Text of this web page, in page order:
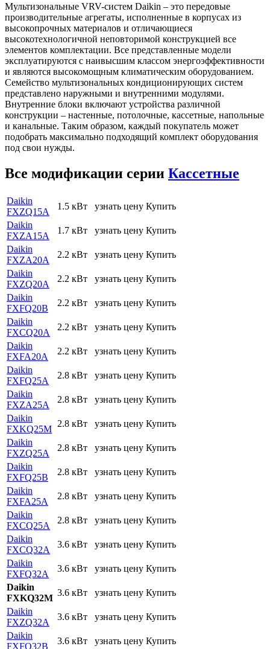
Мультизональные VRV-систем Daikin – это передовые
производительные агрегаты, исполненные в корпусах из
высокопрочных материалов и отличающиеся
высокотехнологичной неповторимой конструкцией все
элементов комплектации. Все представленные модели
эксплуатируются с наивысшим классом энергоэффективности
и являются высокомощным климатическим оборудованием.
Семейство мультизональных кондиционирующих систем
представлено наружными и внутренними модулями.
Внутренние блоки включают устройства различной
конструкции – настенные, потолочные, кассетные, напольные
и канальные. Таким образом, каждый покупатель может
подобрать максимально подходящий комплект оборудования
под свои нужды.
Все модификации серии Кассетные
Daikin
FXZQ15A
1.5 кВт узнать цену Купить
Daikin
FXZA15A
1.7 кВт узнать цену Купить
Daikin
FXZA20A
2.2 кВт узнать цену Купить
Daikin
FXZQ20A
2.2 кВт узнать цену Купить
Daikin
FXFQ20B
2.2 кВт узнать цену Купить
Daikin
FXCQ20A
2.2 кВт узнать цену Купить
Daikin
FXFA20A
2.2 кВт узнать цену Купить
Daikin
FXFQ25A
2.8 кВт узнать цену Купить
Daikin
FXZA25A
2.8 кВт узнать цену Купить
Daikin
FXKQ25M
2.8 кВт узнать цену Купить
Daikin
FXZQ25A
2.8 кВт узнать цену Купить
Daikin
FXFQ25B
2.8 кВт узнать цену Купить
Daikin
FXFA25A
2.8 кВт узнать цену Купить
Daikin
FXCQ25A
2.8 кВт узнать цену Купить
Daikin
FXCQ32A
3.6 кВт узнать цену Купить
Daikin
FXFQ32A
3.6 кВт узнать цену Купить
Daikin
FXKQ32M
3.6 кВт узнать цену Купить
Daikin
FXZQ32A
3.6 кВт узнать цену Купить
Daikin
FXFQ32B
3.6 кВт узнать цену Купить